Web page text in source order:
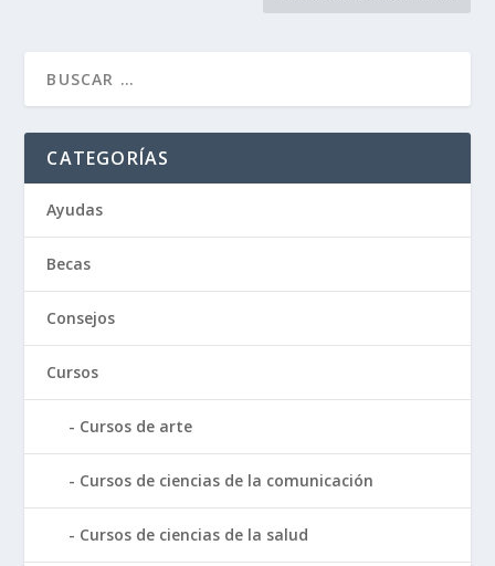
CATEGORÍAS
Ayudas
Becas
Consejos
Cursos
Cursos de arte
Cursos de ciencias de la comunicación
Cursos de ciencias de la salud